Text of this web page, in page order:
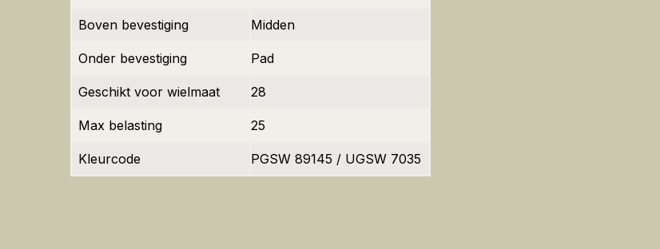
Boven bevestiging Midden
Onder bevestiging Pad
Geschikt voor wielmaat 28
Max belasting 25
Kleurcode PGSW 89145 / UGSW 7035